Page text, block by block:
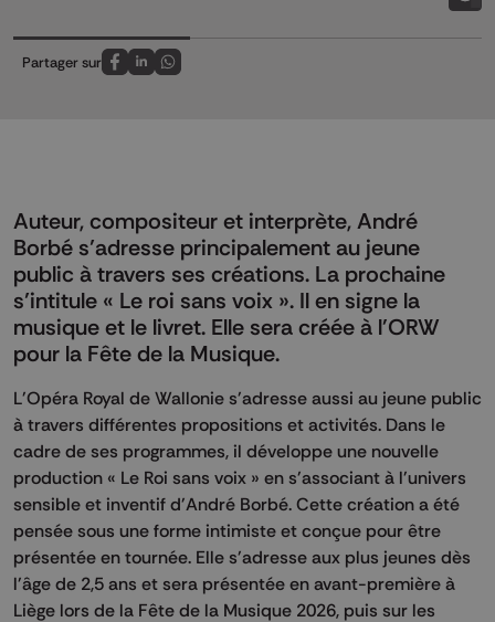
Partager sur
Partagez sur FaceBook
Partagez sur LinkedIn
Partagez sur Whatsapp
Auteur, compositeur et interprète, André
Borbé s’adresse principalement au jeune
public à travers ses créations. La prochaine
s’intitule « Le roi sans voix ». Il en signe la
musique et le livret. Elle sera créée à l'ORW
pour la Fête de la Musique.
L'Opéra Royal de Wallonie s'adresse aussi au jeune public
à travers différentes propositions et activités. Dans le
cadre de ses programmes, il développe une nouvelle
production « Le Roi sans voix » en s'associant à l'univers
sensible et inventif d'André Borbé. Cette création a été
pensée sous une forme intimiste et conçue pour être
présentée en tournée. Elle s'adresse aux plus jeunes dès
l'âge de 2,5 ans et sera présentée en avant-première à
Liège lors de la Fête de la Musique 2026, puis sur les